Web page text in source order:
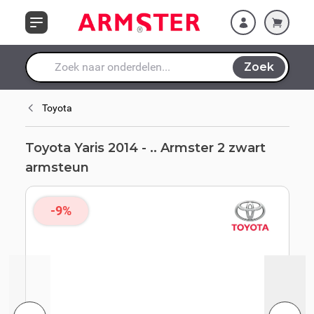
Waar ben je naar op zoek?
Zoek
Toyota
Toyota Yaris 2014 - .. Armster 2 zwart
armsteun
-9%